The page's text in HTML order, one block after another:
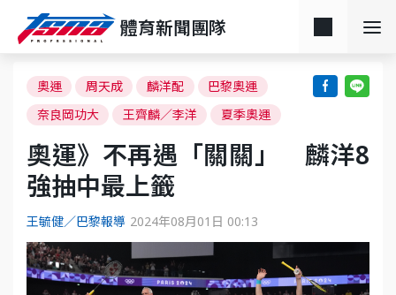
體育新聞團隊
奧運 周天成 麟洋配
巴黎奧運
奈良岡功大
王齊麟／李洋 夏季奧運
奧運》不再遇「關關」 麟洋8
強抽中最上籤
王毓健／巴黎報導 2024年08月01日 00:13